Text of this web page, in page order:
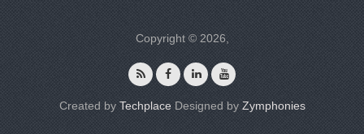
Copyright © 2026,
Created by Techplace Designed by Zymphonies